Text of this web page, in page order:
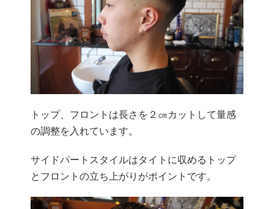
トップ、フロントは長さを２㎝カットして量感
の調整を入れています。
サイドパートスタイルはタイトに収めるトップ
とフロントの立ち上がりがポイントです。